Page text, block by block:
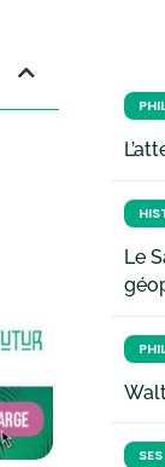
Le
SES